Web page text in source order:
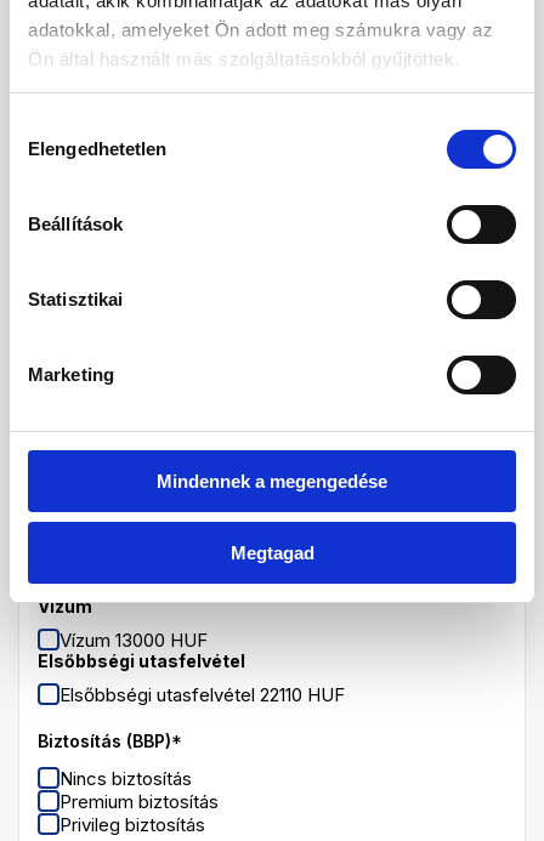
adatokkal, amelyeket Ön adott meg számukra vagy az
Ön által használt más szolgáltatásokból gyűjtöttek.
kiválasztása
Elengedhetetlen
Beállítások
Statisztikai
Marketing
Mindennek a megengedése
Megtagad
Nem
Keresztnév
VÁLASZTHATÓ SZOLGÁLTATÁSOK
Útlemondási biztosítás
Útlemondási biztosítás 3 %
Vízum
Vízum 13000 HUF
Elsőbbségi utasfelvétel
Elsőbbségi utasfelvétel 22110 HUF
Biztosítás (BBP)*
Nincs biztosítás
Premium biztosítás
Privileg biztosítás